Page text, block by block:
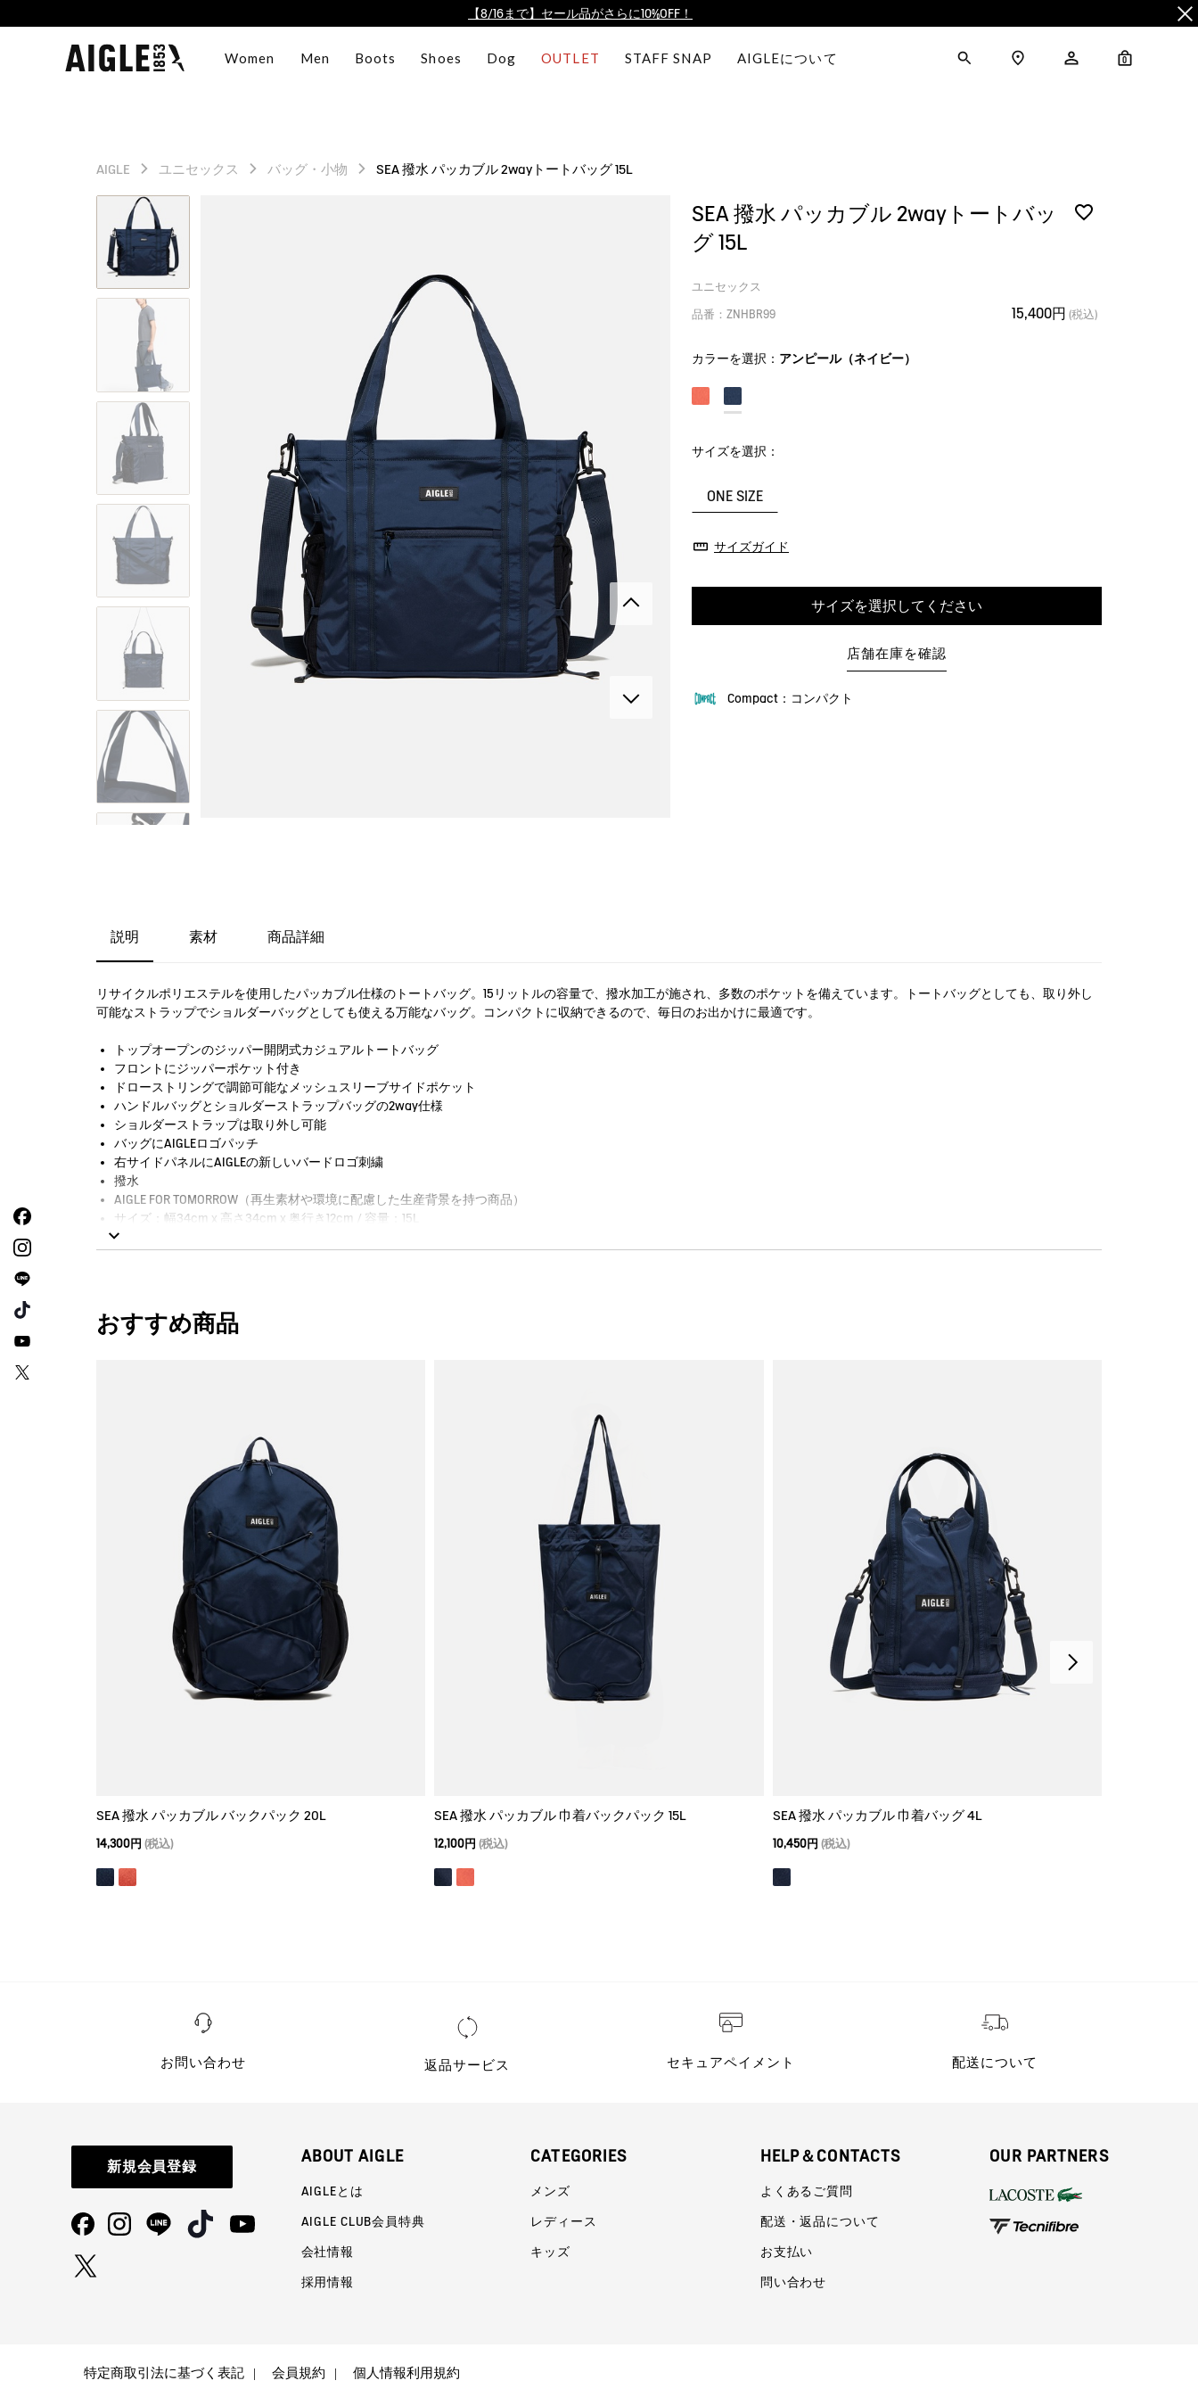
【最大50%OFF】FINAL SALEがスタート！
AIGLE CLUB ポイントサービス終了のお知らせ
AIGLE CLUB ポイントサービス終了のお知らせ
Women Men Boots Shoes Dog OUTLET STAFF SNAP AIGLEについて 0
AIGLE ユニセックス バッグ・小物 SEA 撥水 パッカブル 2wayトートバッグ 15L
SEA 撥水 パッカブル 2wayトートバッ
グ 15L
ユニセックス
品番：ZNHBR99 15,400円 (税込)
カラーを選択： アンピール（ネイビー）
サイズを選択：
ONE SIZE
サイズガイド
サイズを選択してください
店舗在庫を確認
Compact：コンパクト
説明 素材 商品詳細
リサイクルポリエステルを使用したパッカブル仕様のトートバッグ。15リットルの容量で、撥水加工が施され、多数のポケットを備えています。トートバッグとしても、取り外し
可能なストラップでショルダーバッグとしても使える万能なバッグ。コンパクトに収納できるので、毎日のお出かけに最適です。
トップオープンのジッパー開閉式カジュアルトートバッグ
フロントにジッパーポケット付き
ドローストリングで調節可能なメッシュスリーブサイドポケット
ハンドルバッグとショルダーストラップバッグの2way仕様
ショルダーストラップは取り外し可能
バッグにAIGLEロゴパッチ
右サイドパネルにAIGLEの新しいバードロゴ刺繍
撥水
AIGLE FOR TOMORROW（再生素材や環境に配慮した生産背景を持つ商品）
サイズ：幅34cm x 高さ34cm x 奥行き12cm / 容量：15L
おすすめ商品
SEA 撥水 パッカブル バックパック 20L
14,300円 (税込)
SEA 撥水 パッカブル 巾着バックパック 15L
12,100円 (税込)
SEA 撥水 パッカブル 巾着バッグ 4L
10,450円 (税込)
お問い合わせ 返品サービス セキュアペイメント 配送について
新規会員登録
ABOUT AIGLE
AIGLEとは
AIGLE CLUB会員特典
会社情報
採用情報
CATEGORIES
メンズ
レディース
キッズ
HELP＆CONTACTS
よくあるご質問
配送・返品について
お支払い
問い合わせ
OUR PARTNERS
特定商取引法に基づく表記 会員規約 個人情報利用規約